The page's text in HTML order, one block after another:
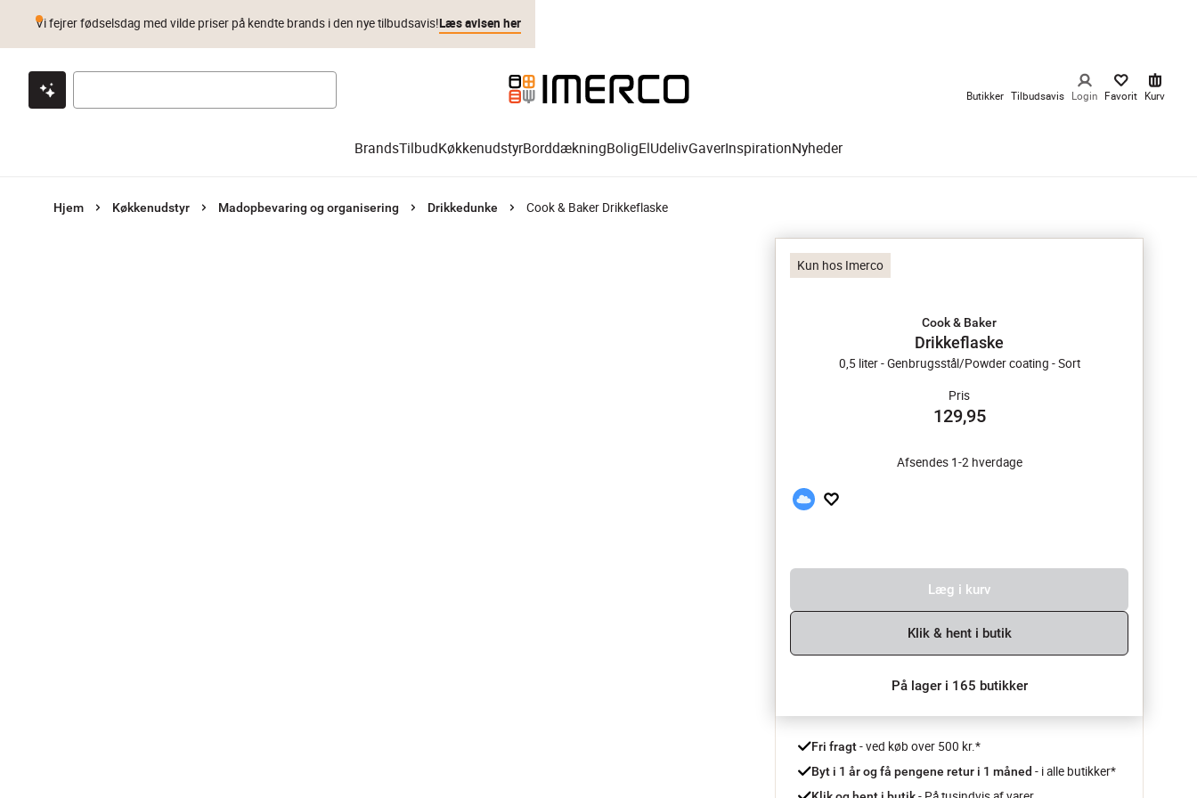
Klik & hent Byt i 1 år Prismatch
Vi fejrer fødselsdag med vilde priser på kendte brands i den nye tilbudsavis!Læs avisen her
Butikker Tilbudsavis Login Favorit Kurv
BrandsTilbudKøkkenudstyrBorddækningBoligElUdelivGaverInspirationNyheder
Hjem Køkkenudstyr Madopbevaring og organisering Drikkedunke Cook & Baker Drikkeflaske
Kun hos Imerco
Cook & Baker
Drikkeflaske
0,5 liter - Genbrugsstål/Powder coating - Sort
Pris
129,95
Afsendes 1-2 hverdage
Læg i kurv
Klik & hent i butik
På lager i 165 butikker
Fri fragt - ved køb over 500 kr.*
Byt i 1 år og få pengene retur i 1 måned - i alle butikker*